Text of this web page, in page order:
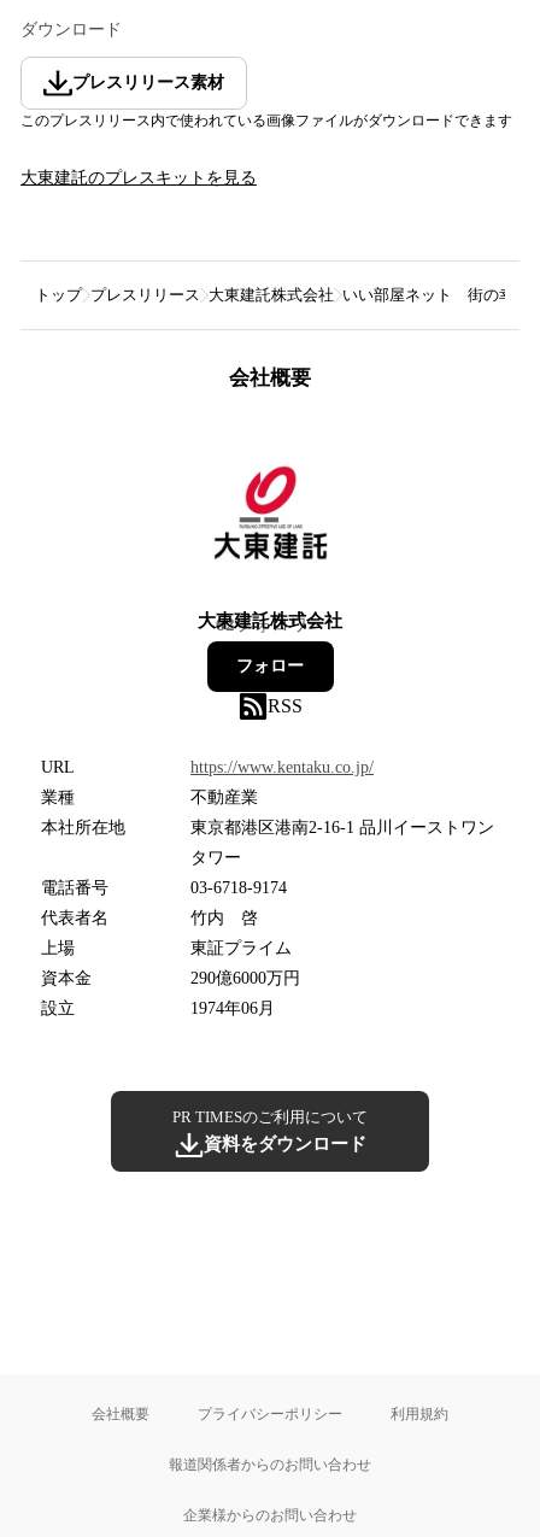
ダウンロード
プレスリリース素材
このプレスリリース内で使われている画像ファイルがダウンロードできます
大東建託のプレスキットを見る
トップ プレスリリース 大東建託株式会社 いい部屋ネット 街の幸福
会社概要
大東建託株式会社
62フォロワー
フォロー
RSS
URL
https://www.kentaku.co.jp/
業種
不動産業
本社所在地
東京都港区港南2-16-1 品川イーストワン
タワー
電話番号
03-6718-9174
代表者名
竹内 啓
上場
東証プライム
資本金
290億6000万円
設立
1974年06月
PR TIMESのご利用について
資料をダウンロード
会社概要 プライバシーポリシー 利用規約
報道関係者からのお問い合わせ
企業様からのお問い合わせ